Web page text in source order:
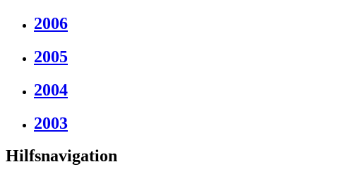
2006
2005
2004
2003
Hilfsnavigation